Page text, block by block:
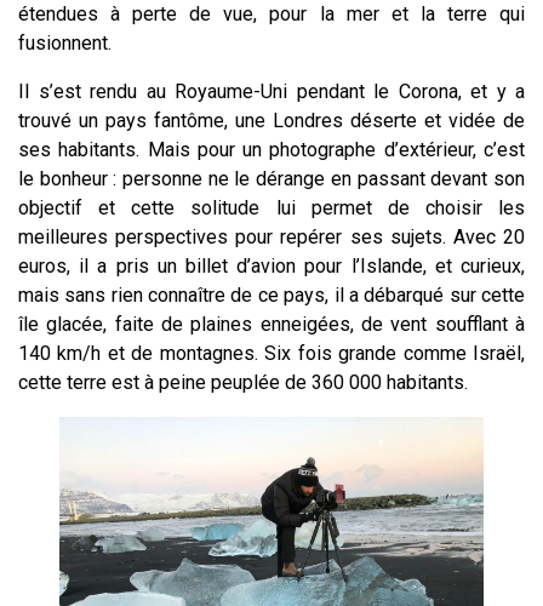
étendues à perte de vue, pour la mer et la terre qui
fusionnent.
Il s’est rendu au Royaume-Uni pendant le Corona, et y a
trouvé un pays fantôme, une Londres déserte et vidée de
ses habitants. Mais pour un photographe d’extérieur, c’est
le bonheur : personne ne le dérange en passant devant son
objectif et cette solitude lui permet de choisir les
meilleures perspectives pour repérer ses sujets. Avec 20
euros, il a pris un billet d’avion pour l’Islande, et curieux,
mais sans rien connaître de ce pays, il a débarqué sur cette
île glacée, faite de plaines enneigées, de vent soufflant à
140 km/h et de montagnes. Six fois grande comme Israël,
cette terre est à peine peuplée de 360 000 habitants.